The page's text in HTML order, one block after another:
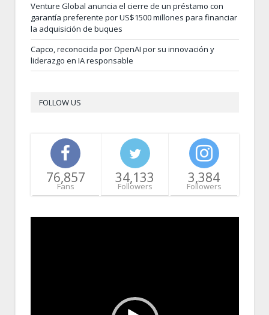
Venture Global anuncia el cierre de un préstamo con
garantía preferente por US$1500 millones para financiar
la adquisición de buques
Capco, reconocida por OpenAI por su innovación y
liderazgo en IA responsable
FOLLOW US
76,857
Fans
34,133
Followers
3,384
Followers